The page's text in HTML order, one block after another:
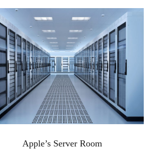
Apple’s Server Room